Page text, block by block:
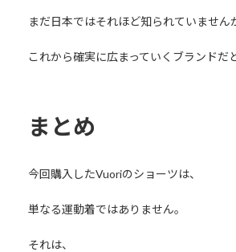
まだ日本ではそれほど知られていません
これから確実に広まっていくブランドだ
まとめ
今回購入したVuoriのショーツは、
単なる運動着ではありません。
それは、